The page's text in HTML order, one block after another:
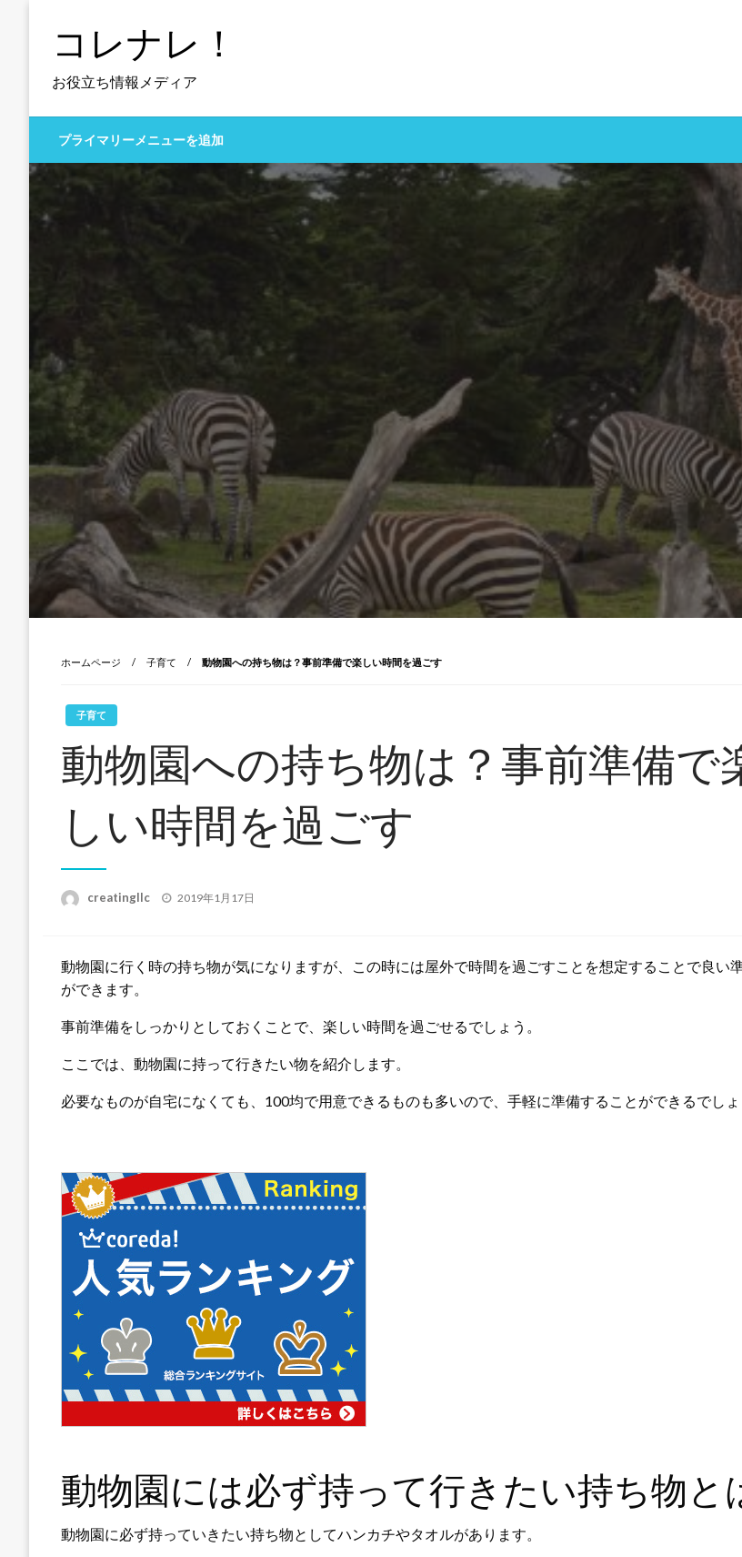
コレナレ！
お役立ち情報メディア
プライマリーメニューを追加
ホームページ 子育て 動物園への持ち物は？事前準備で楽しい時間を過ごす
子育て
動物園への持ち物は？事前準備で
しい時間を過ごす
creatingllc
投
2019年1月17日
動物園に行く時の持ち物が気になりますが、この時には屋外で時間を過ごすことを想定することで良い
ができます。
事前準備をしっかりとしておくことで、楽しい時間を過ごせるでしょう。
ここでは、動物園に持って行きたい物を紹介します。
必要なものが自宅になくても、100均で用意できるものも多いので、手軽に準備することができるでしょ
動物園には必ず持って行きたい持ち物と
動物園に必ず持っていきたい持ち物としてハンカチやタオルがあります。